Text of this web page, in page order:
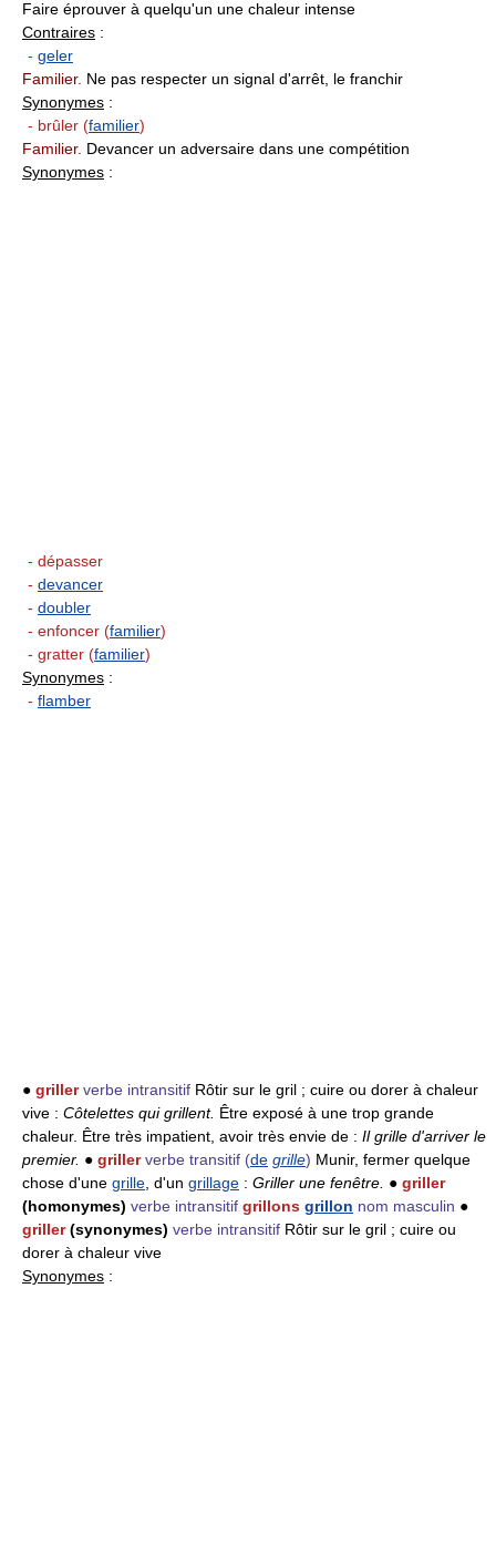
Faire éprouver à quelqu'un une chaleur intense
Contraires :
- geler
Familier. Ne pas respecter un signal d'arrêt, le franchir
Synonymes :
- brûler (familier)
Familier. Devancer un adversaire dans une compétition
Synonymes :
- dépasser
- devancer
- doubler
- enfoncer (familier)
- gratter (familier)
Synonymes :
- flamber
● griller verbe intransitif Rôtir sur le gril ; cuire ou dorer à chaleur
vive : Côtelettes qui grillent. Être exposé à une trop grande
chaleur. Être très impatient, avoir très envie de : Il grille d'arriver le
premier. ● griller verbe transitif (de grille) Munir, fermer quelque
chose d'une grille , d'un grillage : Griller une fenêtre. ● griller
(homonymes) verbe intransitif grillons grillon nom masculin ●
griller(synonymes) verbe intransitif Rôtir sur le gril ; cuire ou
dorer à chaleur vive
Synonymes :